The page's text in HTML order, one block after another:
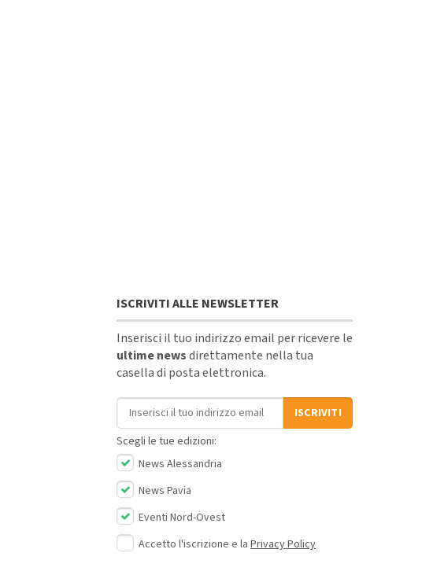
ISCRIVITI ALLE NEWSLETTER
Inserisci il tuo indirizzo email per ricevere le
ultime newsdirettamente nella tua
casella di posta elettronica.
Indirizzo email
ISCRIVITI
Scegli le tue edizioni:
News Alessandria
News Pavia
Eventi Nord-Ovest
Accetto l'iscrizione e la Privacy Policy